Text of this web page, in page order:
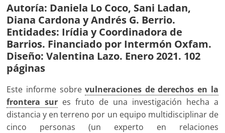
Autoría: Daniela Lo Coco, Sani Ladan,
Diana Cardona y Andrés G. Berrio.
Entidades: Irídia y Coordinadora de
Barrios. Financiado por Intermón Oxfam.
Diseño: Valentina Lazo. Enero 2021. 102
páginas
Este informe sobrevulneraciones de derechos en la
frontera sur es fruto de una investigación hecha a
distancia y en terreno por un equipo multidisciplinar de
cinco personas (un experto en relaciones